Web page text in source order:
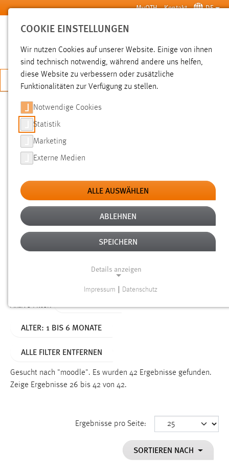
Zum Hauptinhalt springen MyOTH Kontakt DE
SUCHE
JETZT BEWERBEN
SUCHE
FILTER
Typ
Erstellungsdatum
Alter
Aktive Filter:
ALTER: 1 BIS 6 MONATE
ALLE FILTER ENTFERNEN
Gesucht nach "moodle". Es wurden 42 Ergebnisse gefunden.
Zeige Ergebnisse 26 bis 42 von 42.
Ergebnisse pro Seite:
SORTIEREN NACH
COOKIE EINSTELLUNGEN
Wir nutzen Cookies auf unserer Website. Einige von ihnen
sind technisch notwendig, während andere uns helfen,
diese Website zu verbessern oder zusätzliche
Funktionalitäten zur Verfügung zu stellen.
Notwendige Cookies
Statistik
Marketing
Externe Medien
ALLE AUSWÄHLEN
ABLEHNEN
SPEICHERN
Details anzeigen
Funktionen und sind für die einwandfreie Funktion der
Name:
Dieser Cookie speichert die ausgewählten Einverständnis-
Impressum Datenschutz